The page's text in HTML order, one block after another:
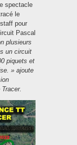
spectacle
le
pour
Pascal
plusieurs
un circuit
piquets et
» ajoute